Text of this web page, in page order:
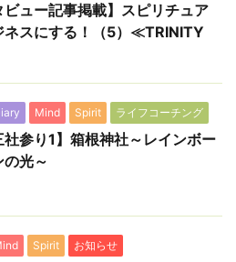
ビュー記事掲載】スピリチュア
ネスにする！（5）≪TRINITY
Mind Spirit ライフコーチング
社参り1】箱根神社～レインボー
の光～
Spirit お知らせ